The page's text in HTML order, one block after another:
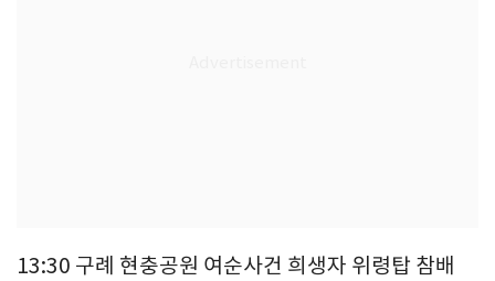
13:30 구례 현충공원 여순사건 희생자 위령탑 참배